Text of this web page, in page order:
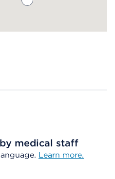
medical staff
Learn more.